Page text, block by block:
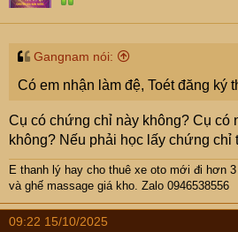
Gangnam nói:
Có em nhận làm đệ, Toét đăng ký
Cụ có chứng chỉ này không? Cụ có
không? Nếu phải học lấy chứng chỉ
E thanh lý hay cho thuê xe oto mới đi hơn
và ghế massage giá kho. Zalo 0946538556
09:22 15/10/2025